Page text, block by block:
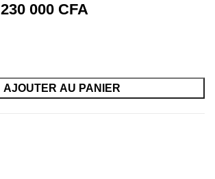
230 000 CFA
AJOUTER AU PANIER